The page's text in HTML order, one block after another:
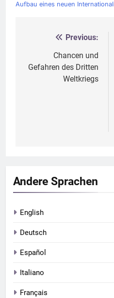
Aufbau eines neuen
Previous:
Chancen und
Gefahren des Dritten
Weltkriegs
Andere Sprachen
English
Deutsch
Español
Italiano
Français